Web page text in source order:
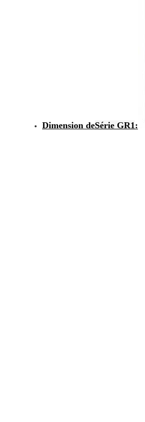
Dimension deSérie GR1: